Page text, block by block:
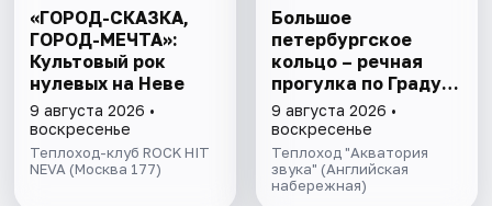
«ГОРОД-СКАЗКА,
ГОРОД-МЕЧТА»:
Культовый рок
нулевых на Неве
9 августа 2026 •
воскресенье
Теплоход-клуб ROCK HIT
NEVA (Москва 177)
Большое
петербургское
кольцо – речная
прогулка пo Граду
на Неве с
авторской
экскурсией и живой
музыкой в тёплом
салоне теплохода
9 августа 2026 •
воскресенье
Теплоход "Акватория
звука" (Английская
набережная)